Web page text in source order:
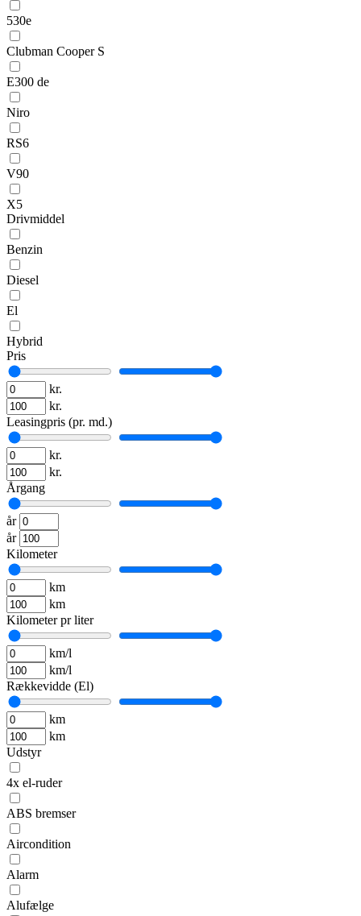
530e
Clubman Cooper S
E300 de
Niro
RS6
V90
X5
Drivmiddel
Benzin
Diesel
El
Hybrid
Pris
kr.
kr.
Leasingpris (pr. md.)
kr.
kr.
Årgang
år
år
Kilometer
km
km
Kilometer pr liter
km/l
km/l
Rækkevidde (El)
km
km
Udstyr
4x el-ruder
ABS bremser
Aircondition
Alarm
Alufælge